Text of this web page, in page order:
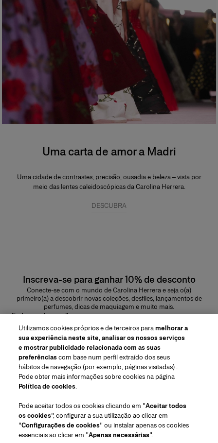
Uma carta de amor a Madri
Uma cidade de contrastes, precisão, ousadia e beleza – vista por
meio das lentes caleidoscópicas da Carolina Herrera.
DESCUBRA
Inscreva-se para ganhar 10% de desconto
Conecte-se com o mundo de Carolina Herrera e seja o(a)
primeiro(a) a descobrir novas coleções, desfiles, lançamentos de
perfumes, dicas de maquiagem e muito mais.
Endereço de e-mail
ENVIAR
Região/Idioma
Atendimiento ao cliente
Encontrar uma loja
Fale conosco
Envios e devoluções de Beleza
Envios e Devoluções de Moda
Sobre nós
Utilizamos cookies próprios e de terceiros paramelhorar a
sua experiência neste site, analisar os nossos serviços
e mostrar publicidade relacionada com as suas
preferênciascom base num perfil extraído dos seus
hábitos de navegação (por exemplo, páginas visitadas) .
Pode obter mais informações sobre cookies na página
Política de cookies.
Pode aceitar todos os cookies clicando em "Aceitar todos
os cookies", configurar a sua utilização ao clicar em
"Configurações de cookies" ou instalar apenas os cookies
essenciais ao clicar em "Apenas necessárias".